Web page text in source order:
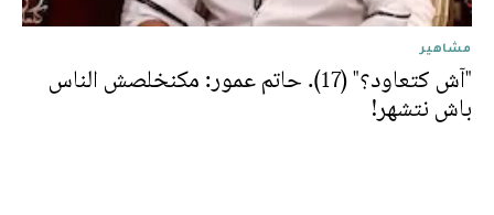
مشاهير
"آش كتعاود؟" (17). حاتم عمور: مكنخلصش الناس
باش نتشهر!